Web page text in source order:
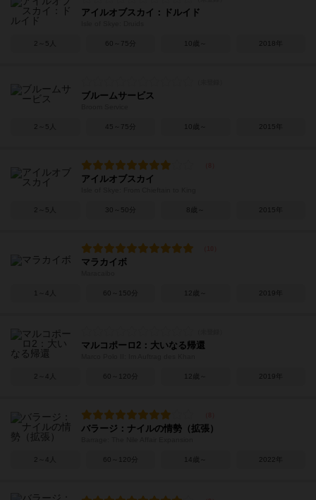
アイルオブスカイ：ドルイド
2～5人 60～75分 10歳～ 2018年
ブルームサービス
2～5人 45～75分 10歳～ 2015年
アイルオブスカイ
2～5人 30～50分 8歳～ 2015年
マラカイボ
1～4人 60～150分 12歳～ 2019年
マルコポーロ2：大いなる帰還
2～4人 60～120分 12歳～ 2019年
バラージ：ナイルの情勢（拡張）
2～4人 60～120分 14歳～ 2022年